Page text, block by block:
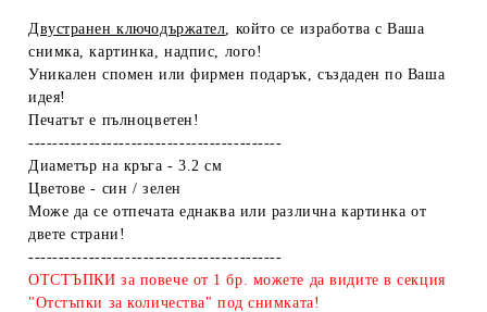
Двустранен ключодържател, който се изработва с Ваша
снимка, картинка, надпис, лого!
Уникален спомен или фирмен подарък, създаден по Ваша
идея!
Печатът е пълноцветен!
------------------------------------------
Диаметър на кръга - 3.2 см
Цветове - син / зелен
Може да се отпечата еднаква или различна картинка от
двете страни!
------------------------------------------
ОТСТЪПКИ за повече от 1 бр. можете да видите в секция
"Отстъпки за количества" под снимката!